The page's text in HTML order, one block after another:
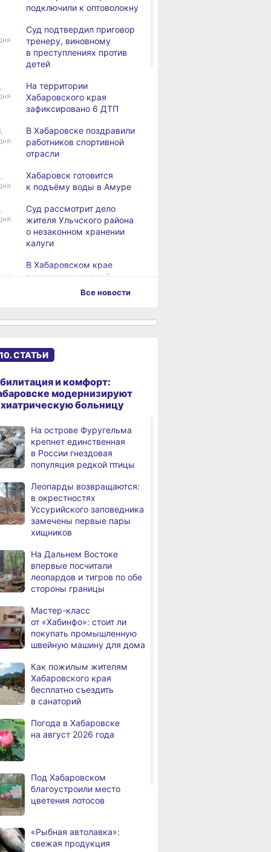
подключили к оптоволокну
Суд подтвердил приговор
тренеру, виновному
в преступлениях против
детей
На территории
Хабаровского края
зафиксировано 6 ДТП
В Хабаровске поздравили
работников спортивной
отрасли
Хабаровск готовится
к подъёму воды в Амуре
Суд рассмотрит дело
жителя Ульчского района
о незаконном хранении
калуги
В Хабаровском крае
потушили за сутки 9
Хабаровского края
в Николаевске‑на‑Амуре
прошёл проверку
Магнитные бури,
в Хабаровске 8 августа
Какой сегодня день:
Всемирный день кошек
В сёлах Хабаровского края
создают новые
пространства
Арт‑объекты и спортивные
обновлённого сквера
в Хабаровске
В районе имени Лазо
Переяславка — Аргунское
Тысячи жителей
Хабаровского края
в 2026 году
Дмитрий Демешин наградил
лучших представителей
Жители Хабаровского края
В Хабаровске уровень
Амура достиг 427
Житель Хабаровского края
перевёл мошенникам
Все новости
СТАТЬИ
и комфорт:
модернизируют
больницу
На острове Фуругельма
крепнет единственная
в России гнездовая
популяция редкой птицы
Леопарды возвращаются:
в окрестностях
Уссурийского заповедника
замечены первые пары
хищников
На Дальнем Востоке
впервые посчитали
леопардов и тигров по обе
стороны границы
Мастер-класс
от «Хабинфо»: стоит ли
покупать промышленную
швейную машину для дома
Как пожилым жителям
Хабаровского края
бесплатно съездить
в санаторий
Погода в Хабаровске
на август 2026 года
Под Хабаровском
благоустроили место
цветения лотосов
«Рыбная автолавка»:
свежая продукция